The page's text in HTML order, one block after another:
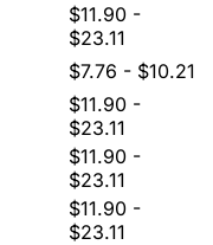
$11.90 -
$23.11
$7.76 - $10.21
$11.90 -
$23.11
$11.90 -
$23.11
$11.90 -
$23.11